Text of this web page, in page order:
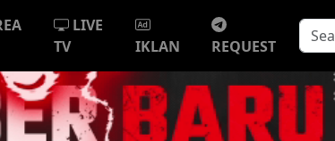
LIVE
TV
IKLAN REQUEST